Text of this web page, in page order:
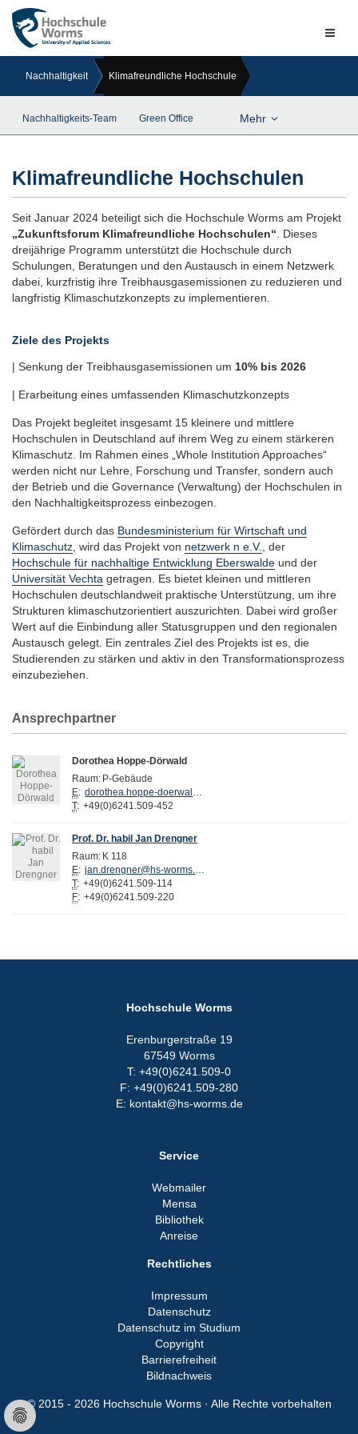
Nachhaltigkeit Klimafreundliche Hochschule
Nachhaltigkeits-Team Green Office Mehr
Klimafreundliche Hochschulen
Seit Januar 2024 beteiligt sich die Hochschule Worms am Projekt
„Zukunftsforum Klimafreundliche Hochschulen“ . Dieses
dreijährige Programm unterstützt die Hochschule durch
Schulungen, Beratungen und den Austausch in einem Netzwerk
dabei, kurzfristig ihre Treibhausgasemissionen zu reduzieren und
langfristig Klimaschutzkonzepts zu implementieren.
Ziele des Projekts
| Senkung der Treibhausgasemissionen um 10% bis 2026
| Erarbeitung eines umfassenden Klimaschutzkonzepts
­­Das Projekt begleitet insgesamt 15 kleinere und mittlere
Hochschulen in Deutschland auf ihrem Weg zu einem stärkeren
Klimaschutz. Im Rahmen eines „Whole Institution Approaches“
werden nicht nur Lehre, Forschung und Transfer, sondern auch
der Betrieb und die Governance (Verwaltung) der Hochschulen in
den Nachhaltigkeitsprozes­s einbezogen.
Gefördert durch das Bundesministerium für Wirtschaft und
Klimaschutz , wird das Projekt von netzwerk n e.V.
, der
Hochschule für nachhaltige Entwicklung Eberswalde und der
Universität Vechta getragen. Es bietet kleinen und mittleren
Hochschulen deutschlandweit praktische Unterstützung, um ihre
Strukturen klimaschutzorientiert auszurichten. Dabei wird großer
Wert auf die Einbindung aller Statusgruppen und den regionalen
Austausch gelegt. Ein zentrales Ziel des Projekts ist es, die
Studierenden zu stärken und aktiv in den Transformationsprozess
einzubeziehen.
Ansprechpartner
Dorothea Hoppe-Dörwald
Raum: P-Gebäude
E:
dorothea.hoppe-doerwald@hs-worms.de
T: +49(0)6241.509-452
Prof. Dr. habil Jan Drengner
Raum: K 118
E:
jan.drengner@hs-worms.de
T: +49(0)6241.509-114
F: +49(0)6241.509-220
Hochschule Worms
Erenburgerstraße 19
67549 Worms
T: +49(0)6241.509-0
F: +49(0)6241.509-280
E: kontakt@hs-worms.de
Service
Webmailer
Mensa
Bibliothek
Anreise
Rechtliches
Impressum
Datenschutz
Datenschutz im Studium
Copyright
Barrierefreiheit
Bildnachweis
© 2015 - 2026 Hochschule Worms · Alle Rechte vorbehalten